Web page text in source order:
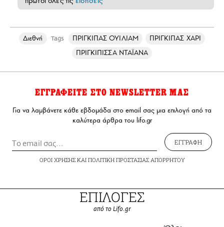
Διεθνή Tags ΠΡΙΓΚΙΠΑΣ ΟΥΙΛΙΑΜ
ΠΡΙΓΚΙΠΑΣ ΧΑΡΙ
ΠΡΙΓΚΙΠΙΣΣΑ ΝΤΑΪΑΝΑ
ΕΓΓΡΑΦΕΙΤΕ ΣΤΟ NEWSLETTER ΜΑΣ
Για να λαμβάνετε κάθε εβδομάδα στο email σας μια επιλογή από τα
καλύτερα άρθρα του lifo.gr
ΕΓΓΡΑΦΗ
ΟΡΟΙ ΧΡΗΣΗΣΚΑΙ ΠΟΛΙΤΙΚΗ ΠΡΟΣΤΑΣΙΑΣ ΑΠΟΡΡΗΤΟΥ
ΕΠΙΛΟΓΕΣ
από το Lifo.gr